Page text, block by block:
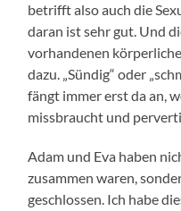
betrifft also auch die
daran ist sehr gut. Und
vorhandenen
dazu. „Sündig“ oder
fängt immer erst da an,
missbraucht und
Adam und Eva haben
zusammen waren,
geschlossen. Ich habe